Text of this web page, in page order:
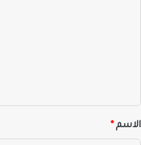
*الاسم*